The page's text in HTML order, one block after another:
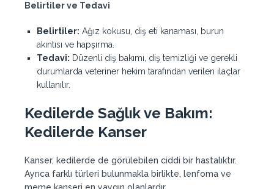
Belirtiler ve Tedavi
Belirtiler: Ağız kokusu, diş eti kanaması, burun
akıntısı ve hapşırma.
Tedavi: Düzenli diş bakımı, diş temizliği ve gerekli
durumlarda veteriner hekim tarafından verilen ilaçlar
kullanılır.
Kedilerde Sağlık ve Bakım:
Kedilerde Kanser
Kanser, kedilerde de görülebilen ciddi bir hastalıktır.
Ayrıca farklı türleri bulunmakla birlikte, lenfoma ve